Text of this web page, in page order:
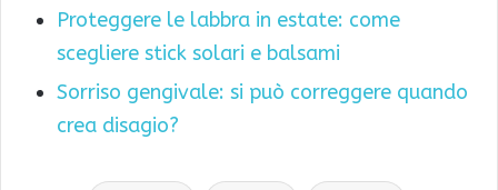
Proteggere le labbra in estate: come
scegliere stick solari e balsami
Sorriso gengivale: si può correggere quando
crea disagio?